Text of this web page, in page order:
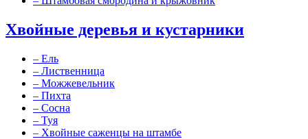
Хвойные деревья и кустарники
– Ель
– Лиственница
– Можжевельник
– Пихта
– Сосна
– Туя
– Хвойные саженцы на штамбе